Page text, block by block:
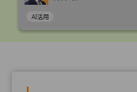
AI活用